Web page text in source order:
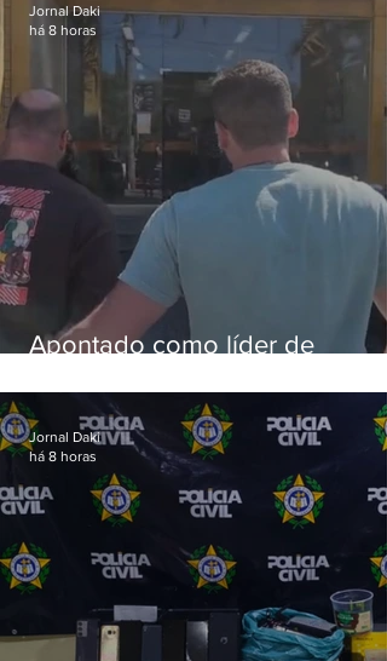
Apontado como líder de
aposentados é preso
Jornal Daki
há 8 horas
Jornal Daki
há 8 horas